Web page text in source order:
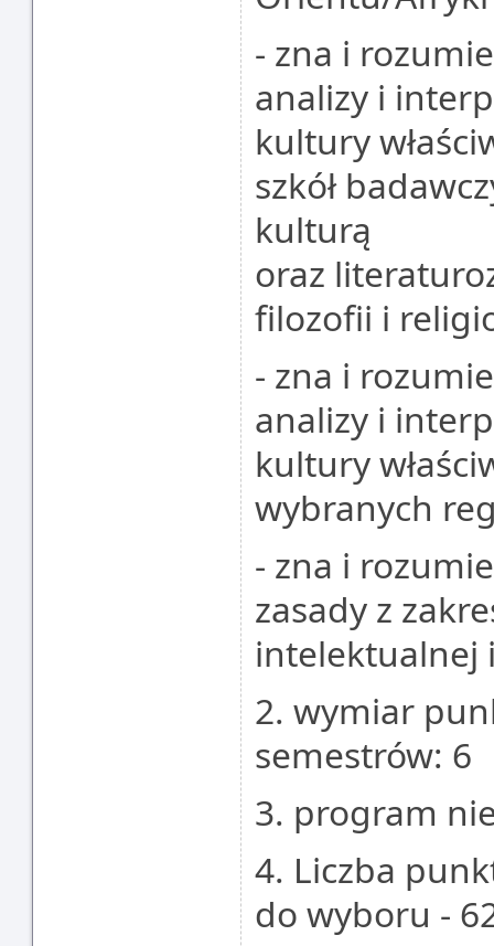
- zna i
analizy i
kultury
szkół
kulturą
oraz
filozofii i
- zna i
analizy i
kultury
wybranych
- zna i
zasady z
intelektualnej
2. wymiar
semestrów: 6
3. program
4. Liczba
do wyboru -